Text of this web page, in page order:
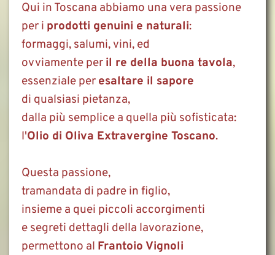
Qui in Toscana abbiamo una vera passione
per i prodotti genuini e naturali:
formaggi, salumi, vini, ed
ovviamente per il re della buona tavola,
essenziale per esaltare il sapore
di qualsiasi pietanza,
dalla più semplice a quella più sofisticata:
l'Olio di Oliva Extravergine Toscano.
Questa passione,
tramandata di padre in figlio,
insieme a quei piccoli accorgimenti
e segreti dettagli della lavorazione,
permettono al Frantoio Vignoli